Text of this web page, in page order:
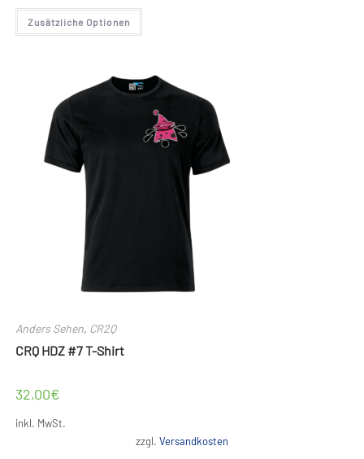
Zusätzliche Optionen
Dieses
weist
Die
Optionen
auf
der
Produktseite
gewählt
Anders Sehen, CR2Q
CRQ HDZ #7 T-Shirt
32,00€
inkl. MwSt.
zzgl. Versandkosten